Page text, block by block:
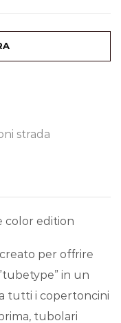
strada
color edition
creato per offrire
in un
tutti i copertoncini
tubolari